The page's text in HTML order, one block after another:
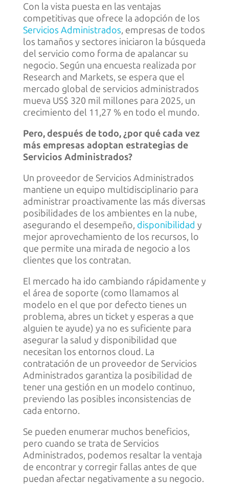
Con la vista puesta en las ventajas
competitivas que ofrece la adopción de los
Servicios Administrados, empresas de todos
los tamaños y sectores iniciaron la búsqueda
del servicio como forma de apalancar su
negocio. Según una encuesta realizada por
Research and Markets, se espera que el
mercado global de servicios administrados
mueva US$ 320 mil millones para 2025, un
crecimiento del 11,27 % en todo el mundo.
Pero, después de todo, ¿por qué cada vez
más empresas adoptan estrategias de
Servicios Administrados?
Un proveedor de Servicios Administrados
mantiene un equipo multidisciplinario para
administrar proactivamente las más diversas
posibilidades de los ambientes en la nube,
asegurando el desempeño, disponibilidad y
mejor aprovechamiento de los recursos, lo
que permite una mirada de negocio a los
clientes que los contratan.
El mercado ha ido cambiando rápidamente y
el área de soporte (como llamamos al
modelo en el que por defecto tienes un
problema, abres un ticket y esperas a que
alguien te ayude) ya no es suficiente para
asegurar la salud y disponibilidad que
necesitan los entornos cloud. La
contratación de un proveedor de Servicios
Administrados garantiza la posibilidad de
tener una gestión en un modelo continuo,
previendo las posibles inconsistencias de
cada entorno.
Se pueden enumerar muchos beneficios,
pero cuando se trata de Servicios
Administrados, podemos resaltar la ventaja
de encontrar y corregir fallas antes de que
puedan afectar negativamente a su negocio.